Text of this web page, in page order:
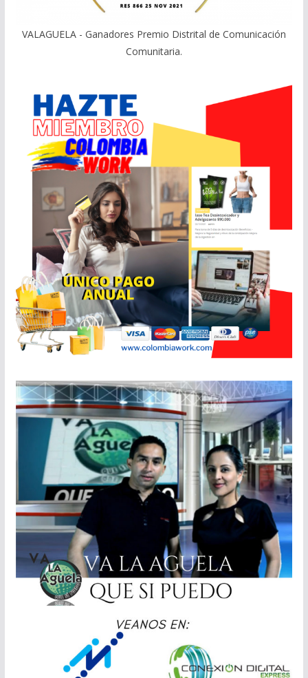
VALAGUELA - Ganadores Premio Distrital de Comunicación
Comunitaria.